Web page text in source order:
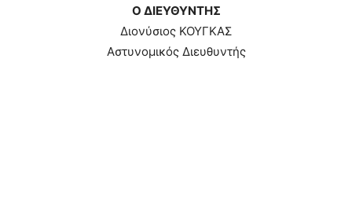
Ο ΔΙΕΥΘΥΝΤΗΣ
Διονύσιος ΚΟΥΓΚΑΣ
Αστυνομικός Διευθυντής